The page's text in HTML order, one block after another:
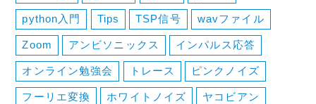
python入門 Tips TSP信号 wavファイル
Zoom アンビソニックス インパルス応答
オンライン勉強会 トレース ピンクノイズ
フーリエ変換 ホワイトノイズ ヤコビアン